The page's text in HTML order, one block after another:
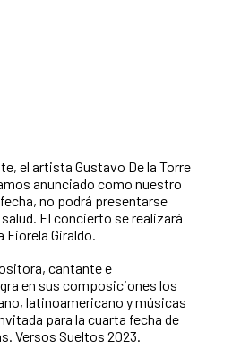
el artista Gustavo De la Torre
anunciado como nuestro
no podrá presentarse
El concierto se realizará
Giraldo.
cantante e
en sus composiciones los
latinoamericano y músicas
para la cuarta fecha de
Versos Sueltos 2023.